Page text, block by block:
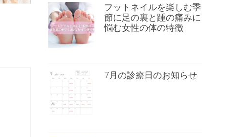
フットネイルを楽しむ季
節に足の裏と踵の痛みに
悩む女性の体の特徴
7月の診療日のお知らせ